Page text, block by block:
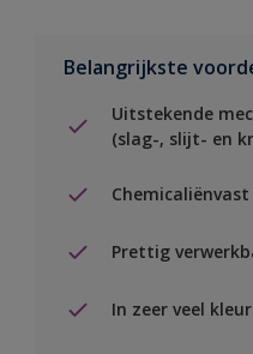
Belangrijkste
Uitstekende
(slag-, slijt- en
Chemicaliënvast
Prettig
In zeer veel